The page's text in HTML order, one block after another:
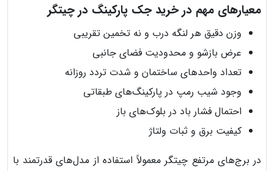
معیارهای مهم در خرید جک پارکینگ در چیتگر
وزن دقیق هر لنگه درب و نه تخمین تقریبی
عرض بازشو و محدودیت فضای جانبی
تعداد واحدهای ساختمان و شدت تردد روزانه
وجود شیب رمپ در پارکینگ‌های طبقاتی
احتمال فشار باد در بلوک‌های باز
کیفیت برق و ثبات ولتاژ
در برج‌های مرتفع چیتگر معمولاً استفاده از مدل‌های قدرتمند با